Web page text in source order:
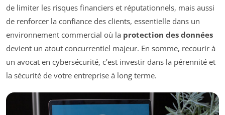
de limiter les risques financiers et réputationnels, mais aussi
de renforcer la confiance des clients, essentielle dans un
environnement commercial où la protection des données
devient un atout concurrentiel majeur. En somme, recourir à
un avocat en cybersécurité, c’est investir dans la pérennité et
la sécurité de votre entreprise à long terme.